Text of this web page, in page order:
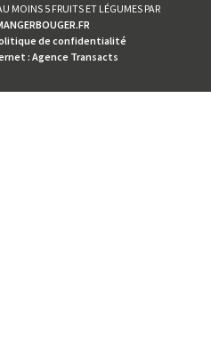
MOINS 5 FRUITS ET LÉGUMES PAR
de confidentialité
: Agence Transacts